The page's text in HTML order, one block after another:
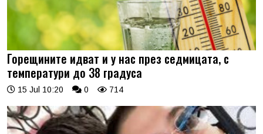
Горещините идват и у нас през седмицата, с
температури до 38 градуса
15 Jul 10:20 0 714